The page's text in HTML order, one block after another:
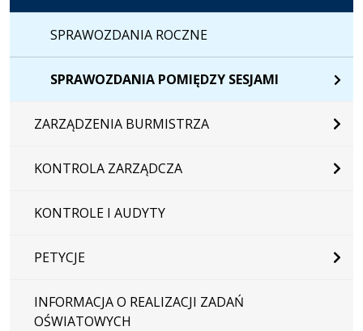
SPRAWOZDANIA ROCZNE
SPRAWOZDANIA POMIĘDZY SESJAMI
ZARZĄDZENIA BURMISTRZA
KONTROLA ZARZĄDCZA
KONTROLE I AUDYTY
PETYCJE
INFORMACJA O REALIZACJI ZADAŃ
OŚWIATOWYCH